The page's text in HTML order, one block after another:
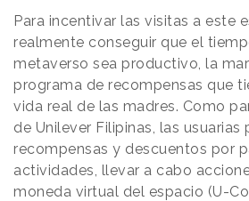
Para incentivar las visitas a este
realmente conseguir que el
metaverso sea productivo, la
programa de recompensas que
vida real de las madres. Como
de Unilever Filipinas, las
recompensas y descuentos por
actividades, llevar a cabo
moneda virtual del espacio (U-